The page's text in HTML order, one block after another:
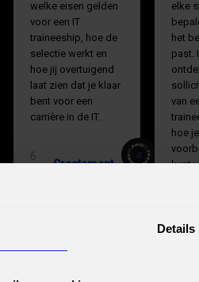
Details
welke eisen gelden
voor een IT
traineeship, hoe de
selectie werkt en
hoe jij overtuigend
laat zien dat je klaar
bent voor een
carrière in de IT.
6
Createment
elke
het
past.
van
hoe
kunt
min.